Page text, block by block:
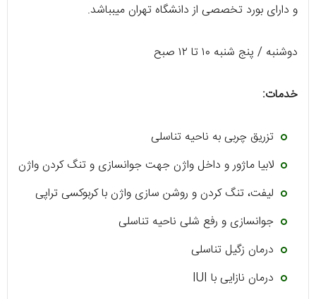
و دارای بورد تخصصی از دانشگاه تهران میبباشد.
دوشنبه / پنج شنبه ۱۰ تا ۱۲ صبح
خدمات:
تزریق چربی به ناحیه تناسلی
لابیا ماژور و داخل واژن جهت جوانسازی و تنگ کردن واژن
لیفت، تنگ کردن و روشن سازی واژن با کربوکسی تراپی
جوانسازی و رفع شلی ناحیه تناسلی
درمان زگیل تناسلی
درمان نازایی با IUI